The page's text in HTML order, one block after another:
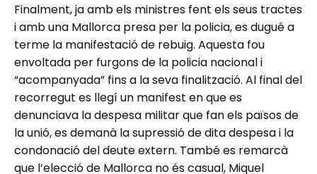
Finalment, ja amb els ministres fent els seus tractes
i amb una Mallorca presa per la policia, es dugué a
terme la manifestació de rebuig. Aquesta fou
envoltada per furgons de la policia nacional i
“acompanyada” fins a la seva finalització. Al final del
recorregut es llegí un manifest en que es
denunciava la despesa militar que fan els països de
la unió, es demanà la supressió de dita despesa i la
condonació del deute extern. També es remarcà
que l’elecció de Mallorca no és casual, Miquel